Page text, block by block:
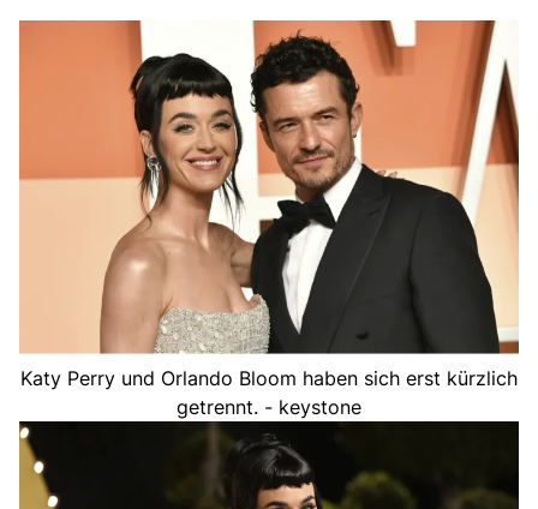
Katy Perry und Orlando Bloom haben sich erst kürzlich
getrennt. - keystone